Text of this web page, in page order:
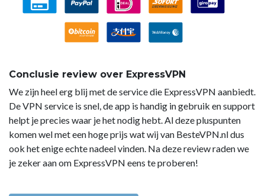
Conclusie review over ExpressVPN
We zijn heel erg blij met de service die ExpressVPN aanbiedt.
De VPN service is snel, de app is handig in gebruik en support
helpt je precies waar je het nodig hebt. Al deze pluspunten
komen wel met een hoge prijs wat wij van BesteVPN.nl dus
ook het enige echte nadeel vinden. Na deze review raden we
je zeker aan om ExpressVPN eens te proberen!